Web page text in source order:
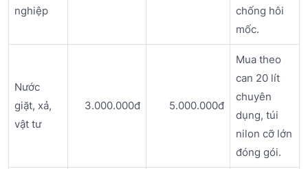
nghiệp
chống hôi
mốc.
Nước
giặt, xả,
vật tư
3.000.000đ 5.000.000đ
Mua theo
can 20 lít
chuyên
dụng, túi
nilon cỡ lớn
đóng gói.